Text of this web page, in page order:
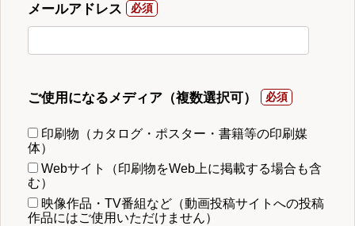
メールアドレス
ご使用になるメディア（複数選択可）
印刷物（カタログ・ポスター・書籍等の印刷媒
体）
Webサイト（印刷物をWeb上に掲載する場合も含
む）
映像作品・TV番組など（動画投稿サイトへの投稿
作品にはご使用いただけません）